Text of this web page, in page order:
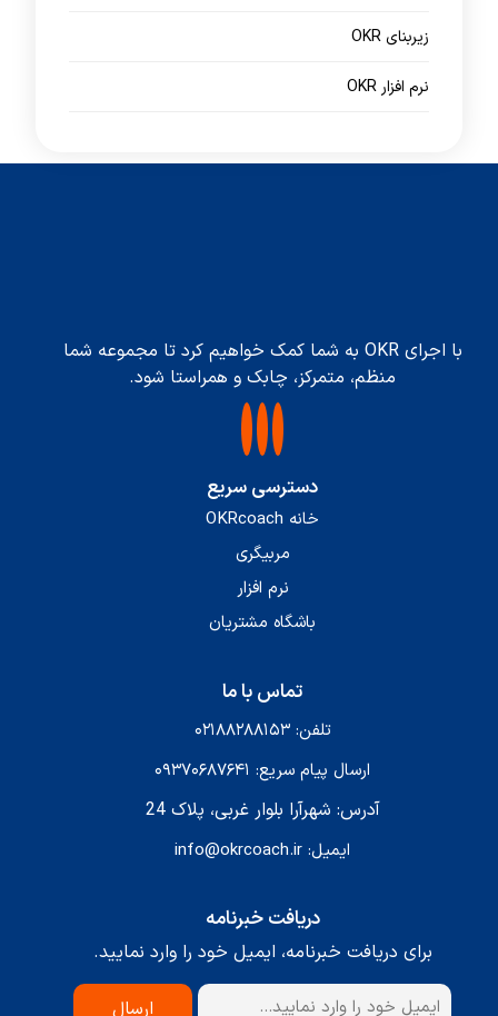
زیربنای OKR
نرم افزار OKR
با اجرای OKR به شما کمک خواهیم کرد تا مجموعه شما
منظم، متمرکز، چابک و همراستا شود.
دسترسی سریع
خانه OKRcoach
مربیگری
نرم افزار
باشگاه مشتریان
تماس با ما
تلفن: ۰۲۱۸۸۲۸۸۱۵۳
ارسال پیام سریع: ۰۹۳۷۰۶۸۷۶۴۱
آدرس: شهرآرا بلوار غربی، پلاک 24
ایمیل: info@okrcoach.ir
دریافت خبرنامه
برای دریافت خبرنامه، ایمیل خود را وارد نمایید.